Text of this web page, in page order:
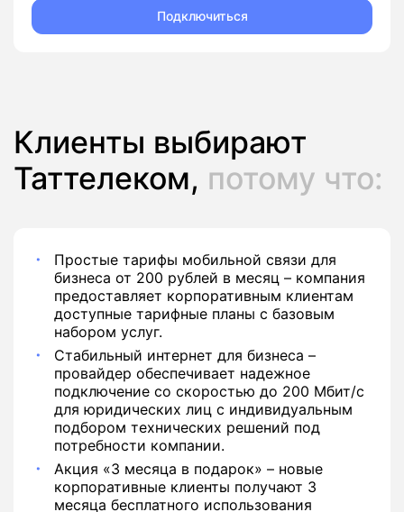
Подключиться
Клиенты выбирают
Таттелеком, потому что:
Простые тарифы мобильной связи для
бизнеса от 200 рублей в месяц – компания
предоставляет корпоративным клиентам
доступные тарифные планы с базовым
набором услуг.
Стабильный интернет для бизнеса –
провайдер обеспечивает надежное
подключение со скоростью до 200 Мбит/с
для юридических лиц с индивидуальным
подбором технических решений под
потребности компании.
Акция «3 месяца в подарок» – новые
корпоративные клиенты получают 3
месяца бесплатного использования